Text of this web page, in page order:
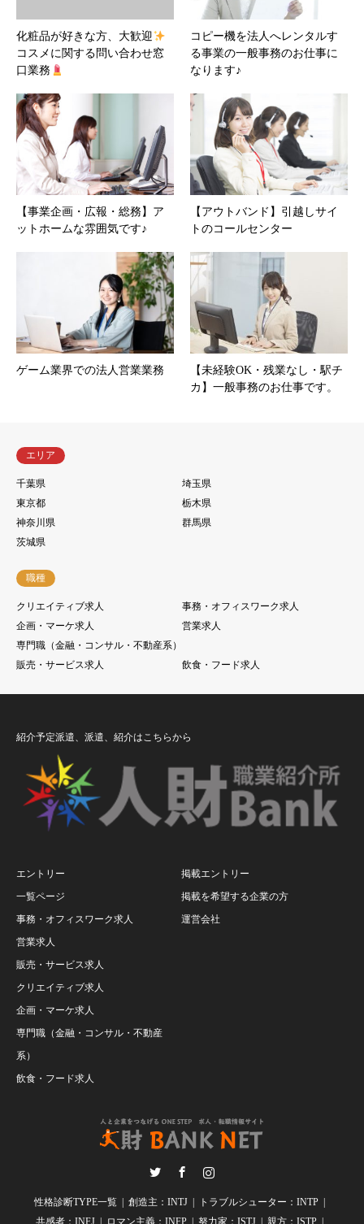
化粧品が好きな方、大歓迎
コスメに関する問い合わせ窓
口業務
コピー機を法人へレンタルす
る事業の一般事務のお仕事に
なります♪
【事業企画・広報・総務】ア
ットホームな雰囲気です♪
【アウトバンド】引越しサイ
トのコールセンター
ゲーム業界での法人営業業務
【未経験OK・残業なし・駅チ
カ】一般事務のお仕事です。
エリア
千葉県
埼玉県
東京都
栃木県
神奈川県
群馬県
茨城県
職種
クリエイティブ求人
事務・オフィスワーク求人
企画・マーケ求人
営業求人
専門職（金融・コンサル・不動産系）
販売・サービス求人
飲食・フード求人
紹介予定派遣、派遣、紹介はこちらから
エントリー
一覧ページ
事務・オフィスワーク求人
営業求人
販売・サービス求人
クリエイティブ求人
企画・マーケ求人
専門職（金融・コンサル・不動産
系）
飲食・フード求人
掲載エントリー
掲載を希望する企業の方
運営会社
性格診断TYPE一覧 創造主：INTJ
トラブルシューター：INTP